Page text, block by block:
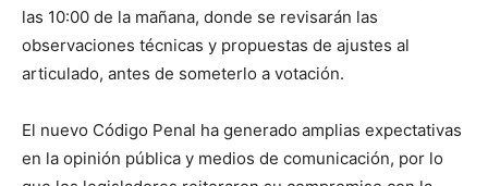
las 10:00 de la mañana, donde se revisarán las
observaciones técnicas y propuestas de ajustes al
articulado, antes de someterlo a votación.
El nuevo Código Penal ha generado amplias expectativas
en la opinión pública y medios de comunicación, por lo